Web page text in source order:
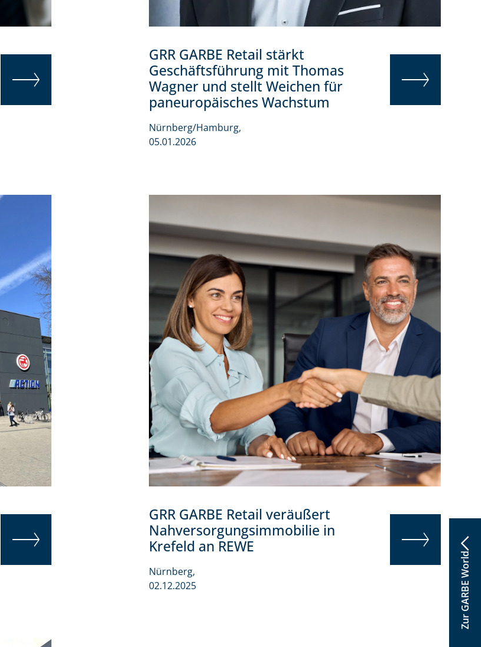
Zur GARBE World
Die ganze Welt von GARBE
Eine Welt, die immer wieder
Neues für Sie bereithält:
WEITERLESEN
GRR GARBE Retail stärkt
Geschäftsführung mit Thomas
Wagner und stellt Weichen für
paneuropäisches Wachstum
Nürnberg/Hamburg,
05.01.2026
WEITERLESEN
WEITERLESEN
GRR GARBE Retail veräußert
Nahversorgungsimmobilie in
Krefeld an REWE
Nürnberg,
02.12.2025
WEITERLESEN